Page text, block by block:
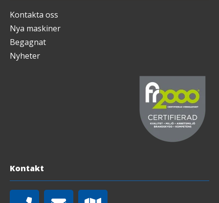
Kontakta oss
Nya maskiner
Begagnat
Nyheter
Kontakt